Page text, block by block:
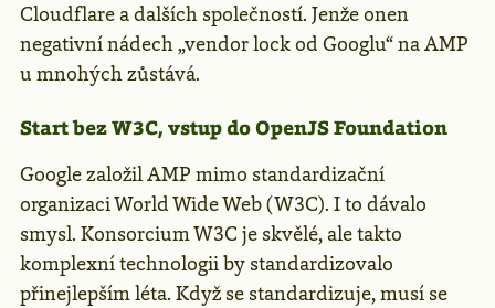
Cloudflare a dalších společností. Jenže onen
negativní nádech „vendor lock od Googlu“ na AMP
u mnohých zůstává.
Start bez W3C, vstup do OpenJS Foundation
Google založil AMP mimo standardizační
organizaci World Wide Web (W3C). I to dávalo
smysl. Konsorcium W3C je skvělé, ale takto
komplexní technologii by standardizovalo
přinejlepším léta. Když se standardizuje, musí se